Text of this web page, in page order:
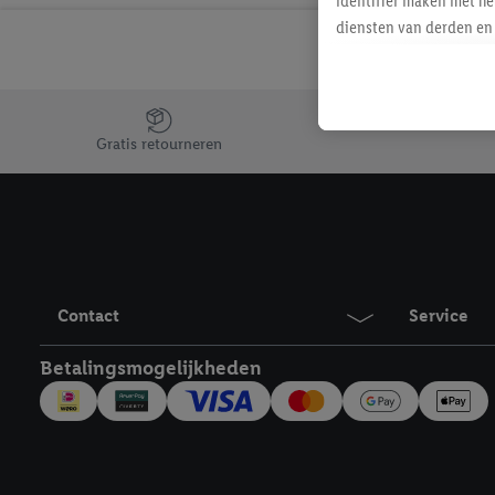
Jouw voordelen bij ons als Lidl webshop klant
Gratis retourneren
Contact Service
Betalingsmogelijkheden
diensten van derden
Als je hiervoor
eerder interesse hebt
maar het niet te
mailadres en met
Onder "Aanpassen"
Door te klikken op
technieken worden
inclusief over de
trekken, vind je in onze
over de cookies die